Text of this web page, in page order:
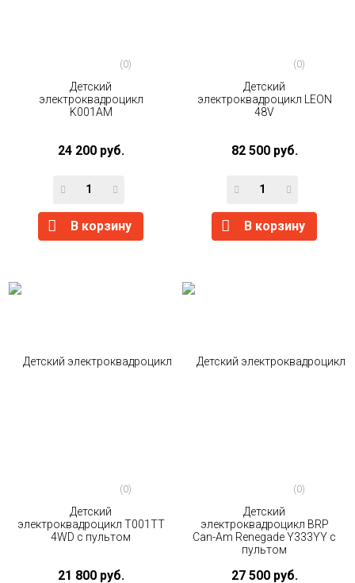
(0)
Детский
электроквадроцикл
K001AM
24 200 руб.
В корзину
(0)
Детский
электроквадроцикл LEON
48V
82 500 руб.
В корзину
(0)
Детский
электроквадроцикл T001TT
4WD с пультом
21 800 руб.
(0)
Детский
электроквадроцикл BRP
Can-Am Renegade Y333YY с
пультом
27 500 руб.